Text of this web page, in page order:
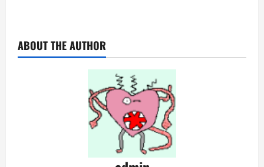
ABOUT THE AUTHOR